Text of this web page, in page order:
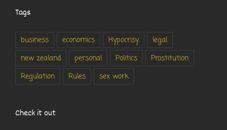
Tags
business economics Hypocrisy
legal
new zealand
personal Politics
Prostitution
Regulation
Rules sex work
Check it out